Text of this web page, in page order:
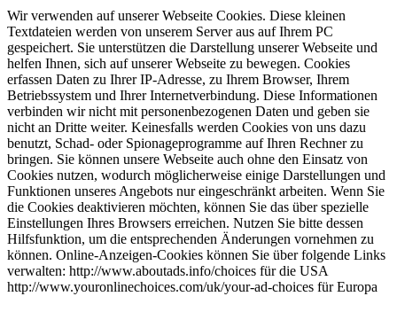
Wir verwenden auf unserer Webseite Cookies. Diese kleinen
Textdateien werden von unserem Server aus auf Ihrem PC
gespeichert. Sie unterstützen die Darstellung unserer Webseite und
helfen Ihnen, sich auf unserer Webseite zu bewegen. Cookies
erfassen Daten zu Ihrer IP-Adresse, zu Ihrem Browser, Ihrem
Betriebssystem und Ihrer Internetverbindung. Diese Informationen
verbinden wir nicht mit personenbezogenen Daten und geben sie
nicht an Dritte weiter. Keinesfalls werden Cookies von uns dazu
benutzt, Schad- oder Spionageprogramme auf Ihren Rechner zu
bringen. Sie können unsere Webseite auch ohne den Einsatz von
Cookies nutzen, wodurch möglicherweise einige Darstellungen und
Funktionen unseres Angebots nur eingeschränkt arbeiten. Wenn Sie
die Cookies deaktivieren möchten, können Sie das über spezielle
Einstellungen Ihres Browsers erreichen. Nutzen Sie bitte dessen
Hilfsfunktion, um die entsprechenden Änderungen vornehmen zu
können. Online-Anzeigen-Cookies können Sie über folgende Links
verwalten: http://www.aboutads.info/choices für die USA
http://www.youronlinechoices.com/uk/your-ad-choices für Europa